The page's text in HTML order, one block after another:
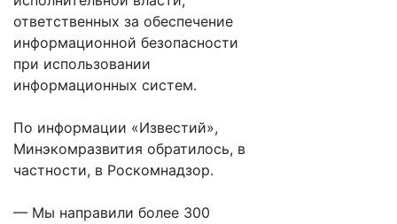
ответственных за обеспечение
информационной безопасности
при использовании
информационных систем.
По информации «Известий»,
Минэкомразвития обратилось, в
частности, в Роскомнадзор.
— Мы направили более 300